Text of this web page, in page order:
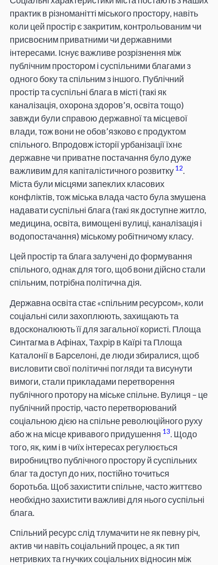
практик в різноманітті міського простору, навіть
коли цей простір є закритим, контрольованим чи
присвоєним приватними чи державними
інтересами. Існує важливе розрізнення між
публічним простором і суспільними благами з
одного боку та спільним з іншого. Публічний
простір та суспільні блага в місті (такі як
каналізація, охорона здоров’я, освіта тощо)
завжди були справою державної та місцевої
влади, тож вони не обов’язково є продуктом
спільного. Впродовж історії урбанізації їхнє
державне чи приватне постачання було дуже
важливим для капіталістичного розвитку 12.
Міста були місцями запеклих класових
конфліктів, тож міська влада часто була змушена
надавати суспільні блага (такі як доступне житло,
медицина, освіта, вимощені вулиці, каналізація і
водопостачання) міському робітничому класу.
Цей простір та блага залучені до формування
спільного, однак для того, щоб вони дійсно стали
спільним, потрібна політична дія.
Державна освіта стає «спільним ресурсом», коли
соціальні сили захоплюють, захищають та
вдосконалюють її для загальної користі. Площа
Синтагма в Афінах, Тахрір в Каїрі та Площа
Каталонії в Барселоні, де люди збиралися, щоб
висловити свої політичні погляди та висунути
вимоги, стали прикладами перетворення
публічного протору на міське спільне. Вулиця – це
публічний простір, часто перетворюваний
соціальною дією на спільне революційного руху
або ж на місце кривавого придушення 13. Щодо
того, як, ким і в чиїх інтересах регулюється
виробництво публічного простору й суспільних
благ та доступ до них, постійно точиться
боротьба. Щоб захистити спільне, часто життєво
необхідно захистити важливі для нього суспільні
блага.
Спільний ресурс слід тлумачити не як певну річ,
актив чи навіть соціальний процес, а як тип
нетривких та гнучких соціальних відносин між